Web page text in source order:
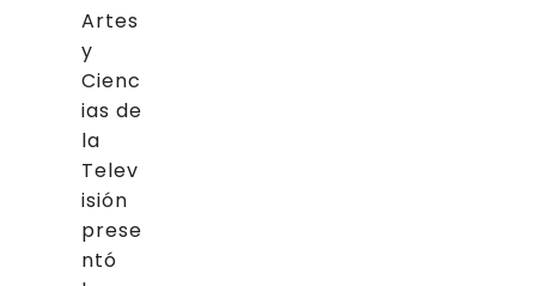
Artes
y
Cienc
ias de
la
Telev
isión
prese
ntó